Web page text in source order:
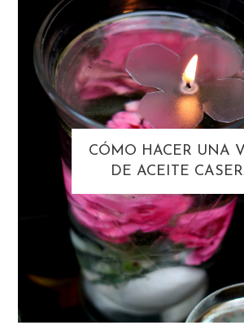
CÓMO HACER UNA
DE ACEITE